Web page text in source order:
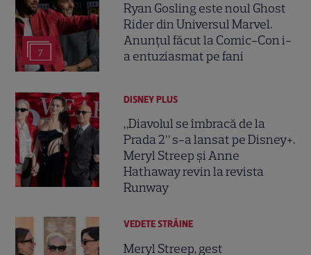
7
Ryan Gosling este noul Ghost
Rider din Universul Marvel.
Anunțul făcut la Comic-Con i-
a entuziasmat pe fani
DISNEY PLUS
„Diavolul se îmbracă de la
Prada 2” s-a lansat pe Disney+.
Meryl Streep și Anne
Hathaway revin la revista
Runway
VEDETE STRĂINE
Meryl Streep, gest